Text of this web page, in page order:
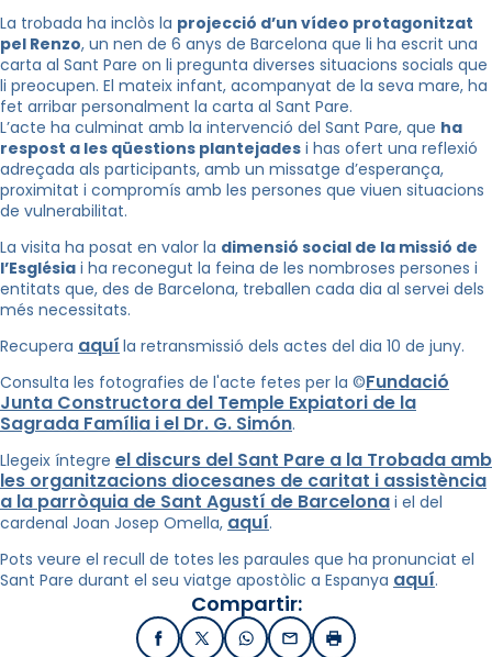
La trobada ha inclòs la projecció d’un vídeo protagonitzat
pel Renzo, un nen de 6 anys de Barcelona que li ha escrit una
carta al Sant Pare on li pregunta diverses situacions socials que
li preocupen. El mateix infant, acompanyat de la seva mare, ha
fet arribar personalment la carta al Sant Pare.
L’acte ha culminat amb la intervenció del Sant Pare, que ha
respost a les qüestions plantejades i has ofert una reflexió
adreçada als participants, amb un missatge d’esperança,
proximitat i compromís amb les persones que viuen situacions
de vulnerabilitat.
La visita ha posat en valor la dimensió social de la missió de
l’Església i ha reconegut la feina de les nombroses persones i
entitats que, des de Barcelona, treballen cada dia al servei dels
més necessitats.
Recupera aquí la retransmissió dels actes del dia 10 de juny.
Consulta les fotografies de l'acte fetes per la ©Fundació
Junta Constructora del Temple Expiatori de la
Sagrada Família i el Dr. G. Simón.
Llegeix íntegre el discurs del Sant Pare a la Trobada amb
les organitzacions diocesanes de caritat i assistència
a la parròquia de Sant Agustí de Barcelona i el del
cardenal Joan Josep Omella, aquí.
Pots veure el recull de totes les paraules que ha pronunciat el
Sant Pare durant el seu viatge apostòlic a Espanya aquí.
Compartir:
FacebookX / TwitterWhatsApp
EmailImprimir